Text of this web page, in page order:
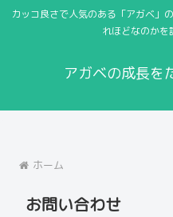
カッコ良さで人気のある「アガベ」
れほどなのかを
アガベの成長を
ホーム
お問い合わせ